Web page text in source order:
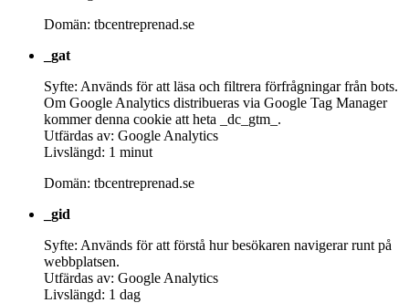
Domän: tbcentreprenad.se
_gat
Syfte: Används för att läsa och filtrera förfrågningar från bots.
Om Google Analytics distribueras via Google Tag Manager
kommer denna cookie att heta _dc_gtm_.
Utfärdas av: Google Analytics
Livslängd: 1 minut
Domän: tbcentreprenad.se
_gid
Syfte: Används för att förstå hur besökaren navigerar runt på
webbplatsen.
Utfärdas av: Google Analytics
Livslängd: 1 dag